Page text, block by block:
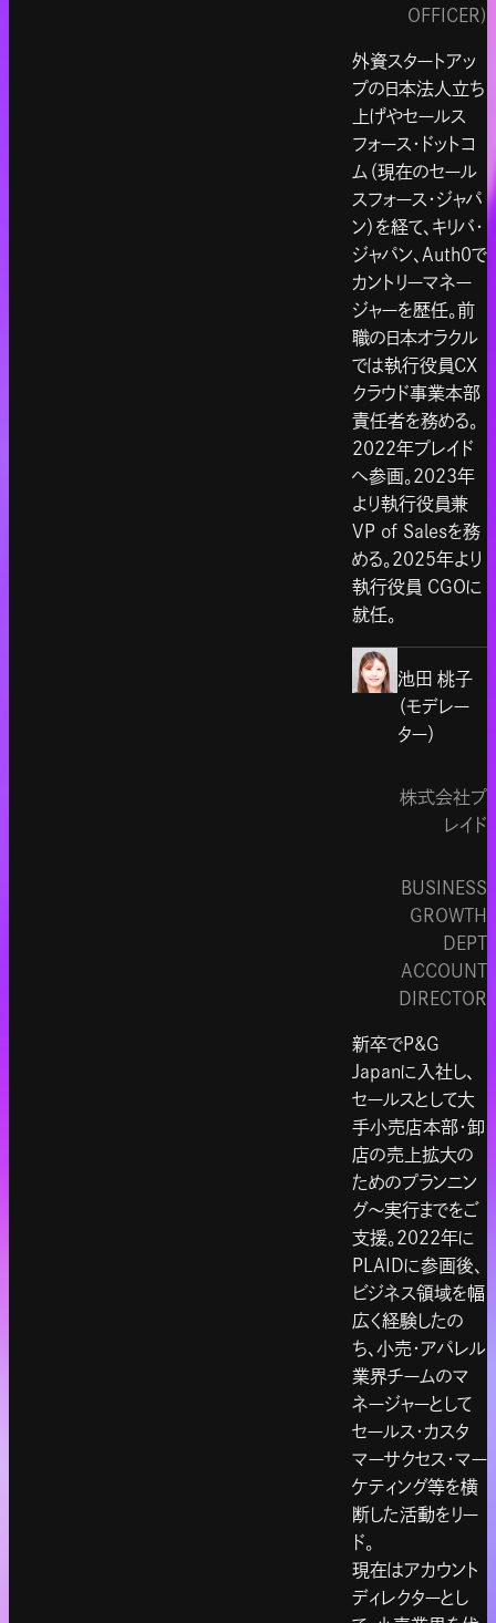
OFFICER)
外資スタートアッ
プの日本法人立ち
上げやセールス
フォース・ドットコ
ム（現在のセール
スフォース・ジャパ
ン）を経て、キリバ・
ジャパン、Auth0で
カントリーマネー
ジャーを歴任。前
職の日本オラクル
では執行役員CX
クラウド事業本部
責任者を務める。
2022年プレイド
へ参画。2023年
より執行役員兼
VP of Salesを務
める。2025年より
執行役員 CGOに
就任。
池田 桃子
（モデレー
ター）
株式会社プ
レイド
BUSINESS
GROWTH
DEPT
ACCOUNT
DIRECTOR
新卒でP&G
Japanに入社し、
セールスとして大
手小売店本部・卸
店の売上拡大の
ためのプランニン
グ〜実行までをご
支援。2022年に
PLAIDに参画後、
ビジネス領域を幅
広く経験したの
ち、小売・アパレル
業界チームのマ
ネージャーとして
セールス・カスタ
マーサクセス・マー
ケティング等を横
断した活動をリー
ド。
現在はアカウント
ディレクターとし